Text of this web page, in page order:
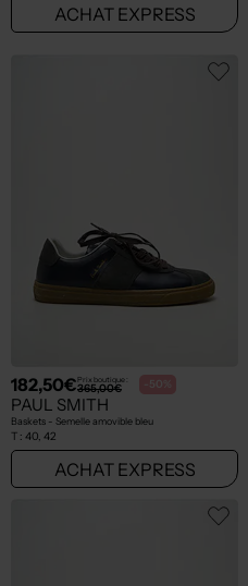
ACHAT EXPRESS
182,50€Prix boutique :
365,00€ -50%
PAUL SMITH
Baskets - Semelle amovible bleu
T : 40, 42
ACHAT EXPRESS